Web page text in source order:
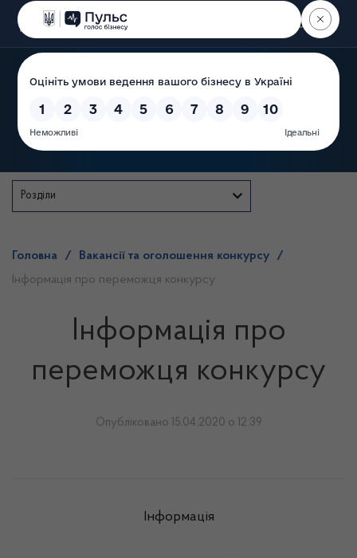
Пошук
Розділи
Головна / Вакансії та оголошення конкурсу
/
Інформація про переможця конкурсу
Інформація про
переможця конкурсу
Опубліковано 15.04.2020 о 12:39
Інформація